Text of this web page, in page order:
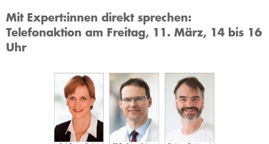
Mit Expert:innen direkt sprechen:
Telefonaktion am Freitag, 11. März, 14 bis 16
Uhr